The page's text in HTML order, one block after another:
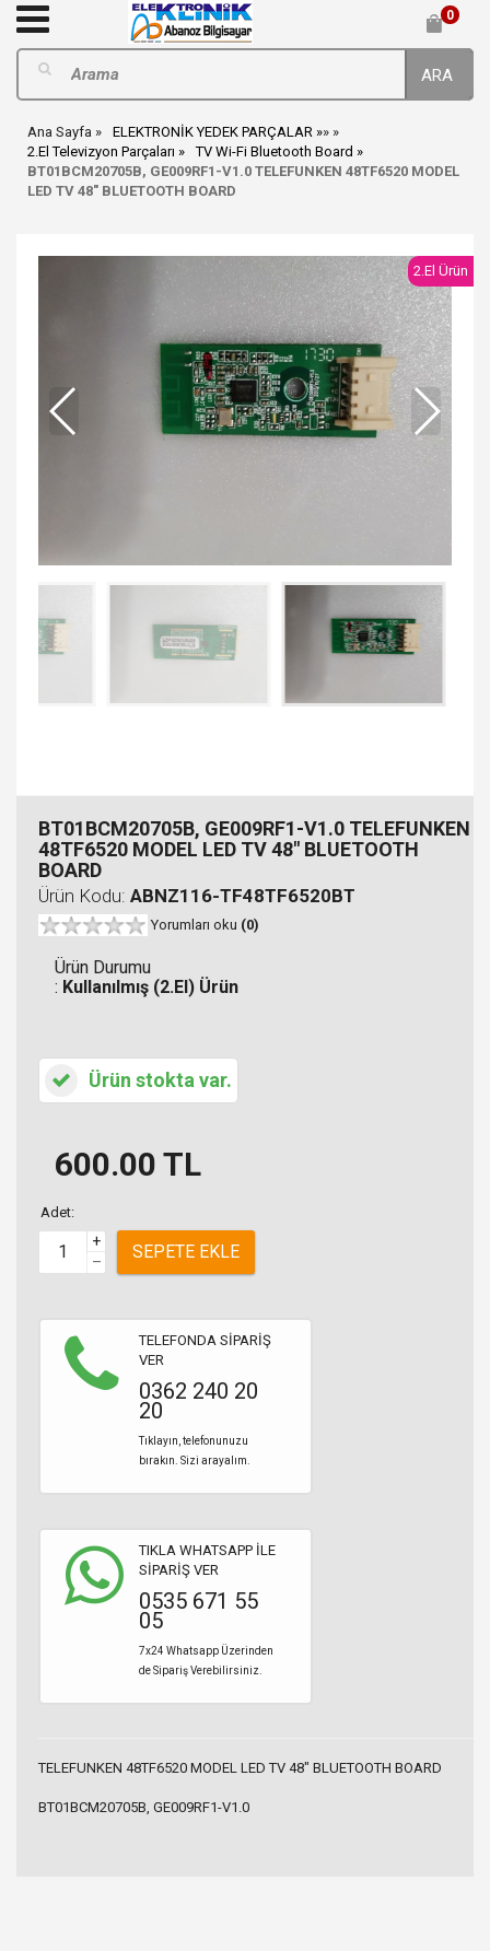
0
ARA
Ana Sayfa ELEKTRONİK YEDEK PARÇALAR
»
2.El Televizyon Parçaları
»
TV Wi-Fi Bluetooth Board
BT01BCM20705B, GE009RF1-V1.0 TELEFUNKEN 48TF6520 MODEL
LED TV 48" BLUETOOTH BOARD
2.El Ürün
BT01BCM20705B, GE009RF1-V1.0 TELEFUNKEN
48TF6520 MODEL LED TV 48" BLUETOOTH
BOARD
Ürün Kodu: ABNZ116-TF48TF6520BT
Yorumları oku (0)
Ürün Durumu
: Kullanılmış (2.El) Ürün
Ürün stokta var.
600.00 TL
Adet:
+
–
SEPETE EKLE
TELEFONDA SİPARİŞ
VER
0362 240 20
20
Tıklayın, telefonunuzu
bırakın. Sizi arayalım.
TIKLA WHATSAPP İLE
SİPARİŞ VER
0535 671 55
05
7x24 Whatsapp Üzerinden
de Sipariş Verebilirsiniz.
TELEFUNKEN 48TF6520 MODEL LED TV 48" BLUETOOTH BOARD
BT01BCM20705B, GE009RF1-V1.0